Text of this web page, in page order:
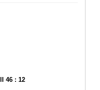
46 : 12